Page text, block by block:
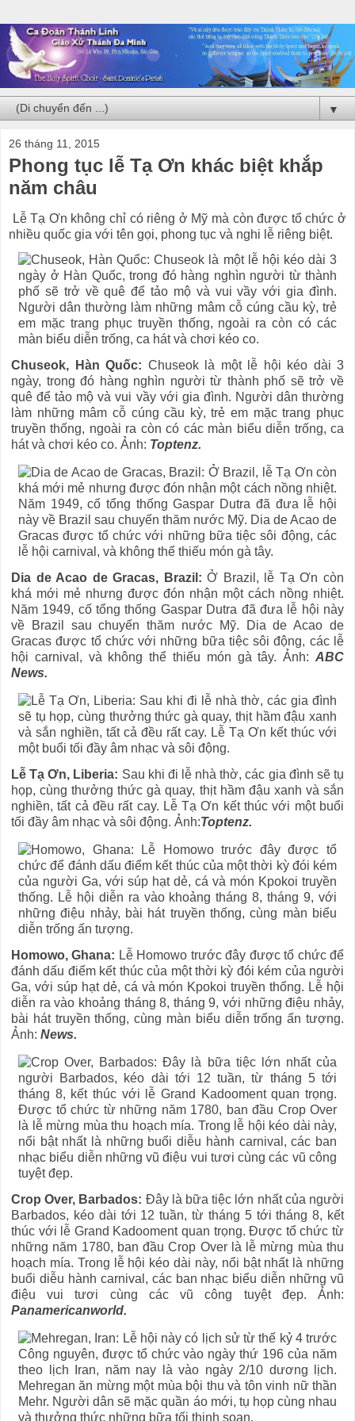
▼
26 tháng 11, 2015
Phong tục lễ Tạ Ơn khác biệt khắp
năm châu
Lễ Tạ Ơn không chỉ có riêng ở Mỹ mà còn được tổ chức ở
nhiều quốc gia với tên gọi, phong tục và nghi lễ riêng biệt.
Chuseok, Hàn Quốc: Chuseok là một lễ hội kéo dài 3
ngày, trong đó hàng nghìn người từ thành phố sẽ trở về
quê để tảo mộ và vui vầy với gia đình. Người dân thường
làm những mâm cỗ cúng cầu kỳ, trẻ em mặc trang phục
truyền thống, ngoài ra còn có các màn biểu diễn trống, ca
hát và chơi kéo co. Ảnh: Toptenz.
Dia de Acao de Gracas, Brazil:Ở Brazil, lễ Tạ Ơn còn
khá mới mẻ nhưng được đón nhận một cách nồng nhiệt.
Năm 1949, cố tổng thống Gaspar Dutra đã đưa lễ hội này
về Brazil sau chuyến thăm nước Mỹ. Dia de Acao de
Gracas được tổ chức với những bữa tiệc sôi động, các lễ
hội carnival, và không thể thiếu món gà tây. Ảnh: ABC
News.
Lễ Tạ Ơn, Liberia: Sau khi đi lễ nhà thờ, các gia đình sẽ tụ
họp, cùng thưởng thức gà quay, thịt hầm đậu xanh và sắn
nghiền, tất cả đều rất cay. Lễ Tạ Ơn kết thúc với một buổi
tối đầy âm nhạc và sôi động. Ảnh:Toptenz.
Homowo, Ghana: Lễ Homowo trước đây được tổ chức để
đánh dấu điểm kết thúc của một thời kỳ đói kém của người
Ga, với súp hạt dẻ, cá và món Kpokoi truyền thống. Lễ hội
diễn ra vào khoảng tháng 8, tháng 9, với những điệu nhảy,
bài hát truyền thống, cùng màn biểu diễn trống ấn tượng.
Ảnh: ​News.
Crop Over, Barbados: Đây là bữa tiệc lớn nhất của người
Barbados, kéo dài tới 12 tuần, từ tháng 5 tới tháng 8, kết
thúc với lễ Grand Kadooment quan trọng. Được tổ chức từ
những năm 1780, ban đầu Crop Over là lễ mừng mùa thu
hoạch mía. Trong lễ hội kéo dài này, nổi bật nhất là những
buổi diễu hành carnival, các ban nhạc biểu diễn những vũ
điệu vui tươi cùng các vũ công tuyệt đẹp. Ảnh:
Panamericanworld.